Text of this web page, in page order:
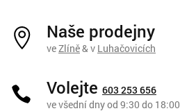
Naše prodejny
veZlíně& v Luhačovicích
Volejte 603 253 656
ve všední dny od 9:30 do 18:00